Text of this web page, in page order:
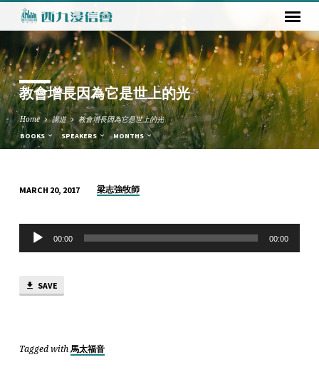
教會增長因為它是世上的光
Home 講道 教會增長因為它是世上的光
BOOKS SPEAKERS MONTHS
會
增
長
為
世
上
MARCH 20, 2017 梁志強牧師
Audio
Player
00:00 00:00
SAVE
Tagged with 馬太福音